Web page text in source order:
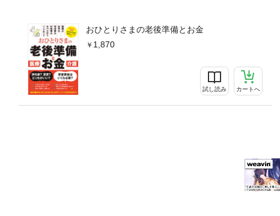
おひとりさまの老後準備とお金
1,870
試し読み カートへ